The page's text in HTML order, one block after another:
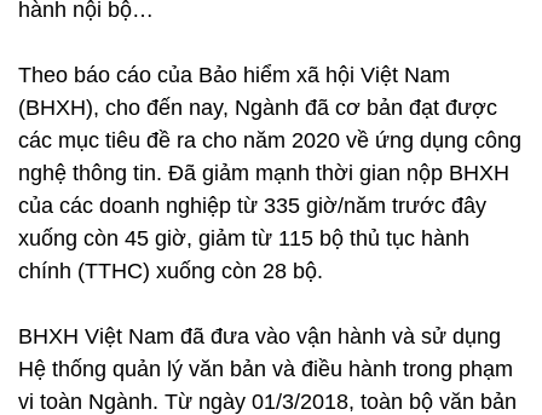
hành nội bộ…
Theo báo cáo của Bảo hiểm xã hội Việt Nam
(BHXH), cho đến nay, Ngành đã cơ bản đạt được
các mục tiêu đề ra cho năm 2020 về ứng dụng công
nghệ thông tin. Đã giảm mạnh thời gian nộp BHXH
của các doanh nghiệp từ 335 giờ/năm trước đây
xuống còn 45 giờ, giảm từ 115 bộ thủ tục hành
chính (TTHC) xuống còn 28 bộ.
BHXH Việt Nam đã đưa vào vận hành và sử dụng
Hệ thống quản lý văn bản và điều hành trong phạm
vi toàn Ngành. Từ ngày 01/3/2018, toàn bộ văn bản